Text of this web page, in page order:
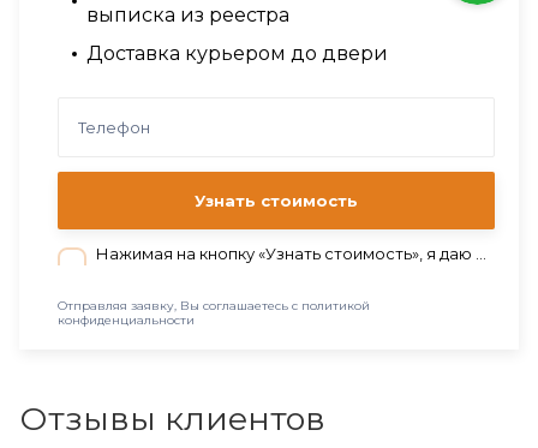
выписка из реестра
Доставка курьером до двери
Узнать стоимость
Нажимая на кнопку «Узнать стоимость», я даю согласие на обработку персональных данных в соответствии с нашей
Отправляя заявку, Вы соглашаетесь с политикой
конфиденциальности
Отзывы клиентов